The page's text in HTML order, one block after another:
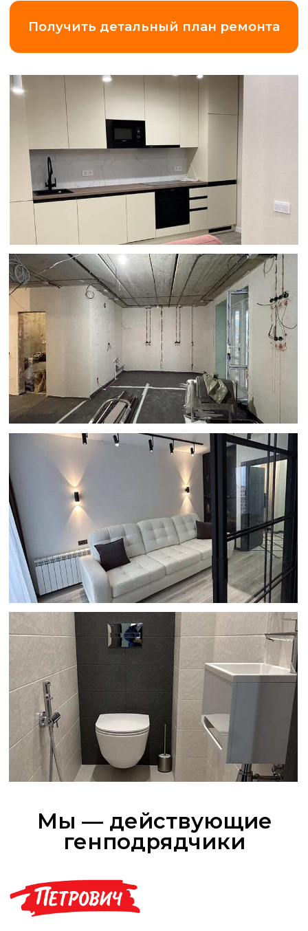
Точный замер и
смету.Максимальная прозрачность
и точность в подборе работ и
материалов.
Оценку реальных возможностей.
Сразу скажем, что можно сделать
в вашей квартире, а что — нет.
Не обещаем невозможного
по картинкам из интернета.
Четкий список материалов. Вы
купите только необходимые товары
Гарантии и команду под
руководством прораба
(при
заключении дальнейшего договора
на ремонт). Закрепляем команду
и даем официальную гарантию.
*Что вы получаете
за эти деньги?
Замер квартиры
5 000 ₽
Популярные услуги